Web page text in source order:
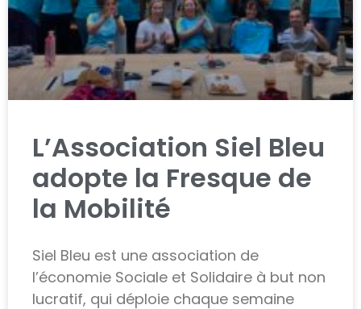
L’Association Siel Bleu
adopte la Fresque de
la Mobilité
Siel Bleu est une association de
l’économie Sociale et Solidaire à but non
lucratif, qui déploie chaque semaine